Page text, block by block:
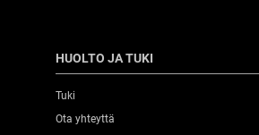
HUOLTO JA TUKI
Tuki
Ota yhteyttä